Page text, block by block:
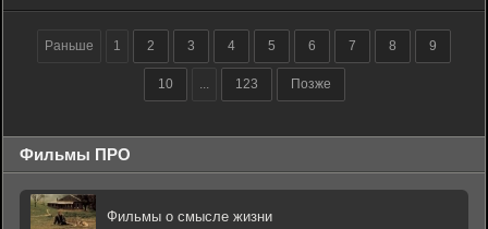
Раньше 1 2 3 4 5 6 7 8 9
10 ... 123 Позже
Фильмы ПРО
Фильмы о смысле жизни